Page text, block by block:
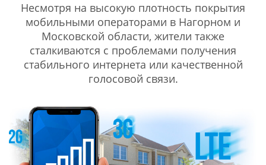
Несмотря на высокую плотность покрытия
мобильными операторами в Нагорном и
Московской области, жители также
сталкиваются с проблемами получения
стабильного интернета или качественной
голосовой связи.